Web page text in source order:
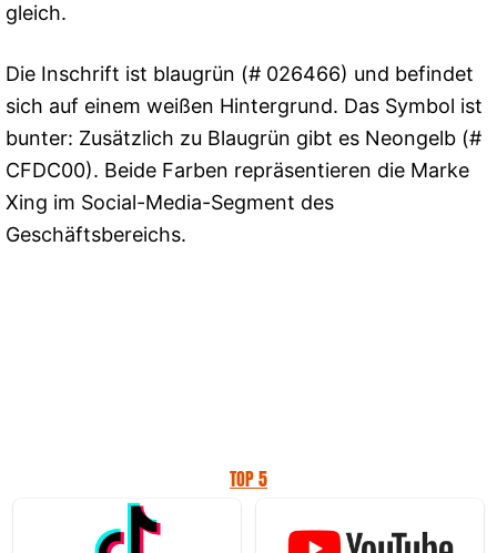
gleich.
Die Inschrift ist blaugrün (# 026466) und befindet
sich auf einem weißen Hintergrund. Das Symbol ist
bunter: Zusätzlich zu Blaugrün gibt es Neongelb (#
CFDC00). Beide Farben repräsentieren die Marke
Xing im Social-Media-Segment des
Geschäftsbereichs.
TOP 5